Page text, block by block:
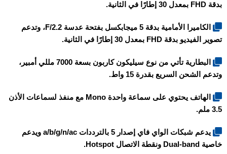
بدقة FHD بمعدل 30 إطارًا في الثانية.
الكاميرا الأمامية بدقة 5 ميجابكسل بفتحة عدسة F/2.2، وتدعم
تصوير الفيديو بدقة FHD بمعدل 30 إطارًا في الثانية.
البطارية تأتي من نوع سيليكون كاربون بسعة 7000 مللي أمبير،
وتدعم الشحن السريع بقدرة 15 واط.
الهاتف يحتوي على سماعة واحدة Mono مع منفذ لسماعات الأذن
3.5 ملم.
يدعم شبكات الواي فاي إصدار 5 بالترددات a/b/g/n/ac ويدعم
خاصية Dual-band ونقطة الاتصال Hotspot.